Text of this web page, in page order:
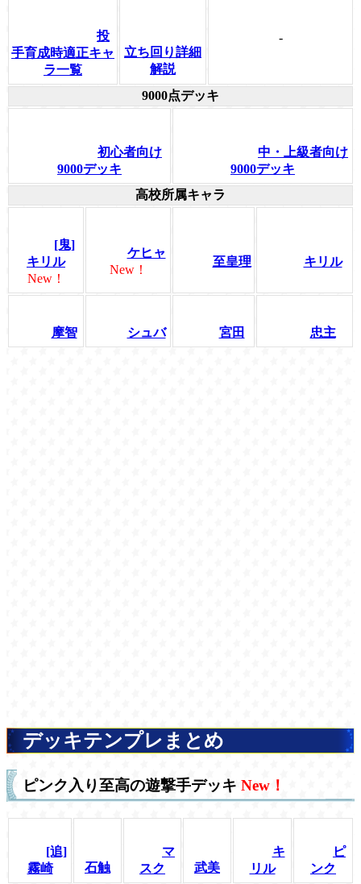
投
手育成時適正キャ
ラ一覧
立ち回り詳細
解説
-
9000点デッキ
初心者向け
9000デッキ
中・上級者向け
9000デッキ
高校所属キャラ
[鬼]
キリル
New！
ケヒャ
New！
至皇理 キリル
摩智 シュバ 宮田 忠主
デッキテンプレまとめ
ピンク入り至高の遊撃手デッキ New！
[追]
霧崎
石触
マ
スク
武美
キ
リル
ピ
ンク